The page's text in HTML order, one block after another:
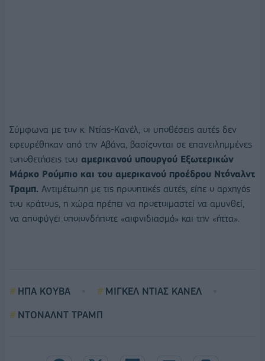
Σύμφωνα με τον κ. Ντίας-Κανέλ, οι υποθέσεις αυτές δεν
εφευρέθηκαν από την Αβάνα, βασίζονται σε επανειλημμένες
τοποθετήσεις του αμερικανού υπουργού Εξωτερικών
Μάρκο Ρούμπιο και του αμερικανού προέδρου Ντόναλντ
Τραμπ. Αντιμέτωπη με τις προοπτικές αυτές, είπε ο αρχηγός
του κράτους, η χώρα πρέπει να προετοιμαστεί να αμυνθεί,
να αποφύγει οποιονδήποτε «αιφνιδιασμό» και την «ήττα».
ΗΠΑ ΚΟΥΒΑ
ΜΙΓΚΕΛ ΝΤΙΑΣ ΚΑΝΕΛ
ΝΤΟΝΑΛΝΤ ΤΡΑΜΠ